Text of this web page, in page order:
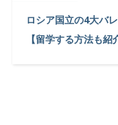
質問④：舞
ロシア国立の4大バ
【留学する方法も紹